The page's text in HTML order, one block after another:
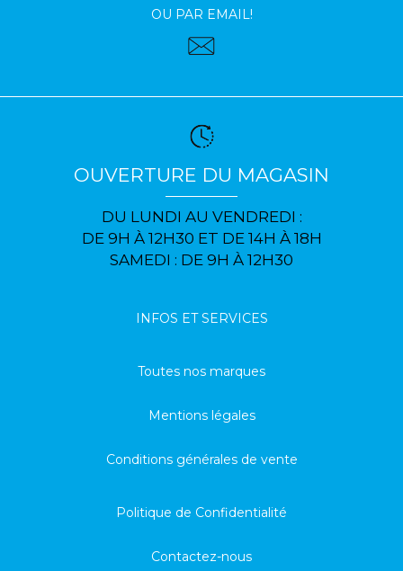
OU PAR EMAIL!
OUVERTURE DU MAGASIN
DU LUNDI AU VENDREDI :
DE 9H À 12H30 ET DE 14H À 18H
SAMEDI : DE 9H À 12H30
INFOS ET SERVICES
Toutes nos marques
Mentions légales
Conditions générales de vente
Politique de Confidentialité
Contactez-nous